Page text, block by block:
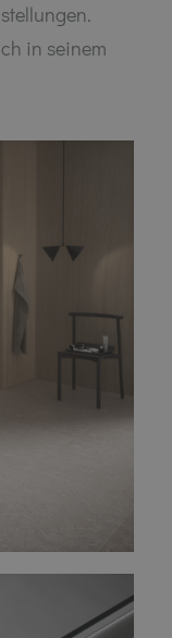
in seinem